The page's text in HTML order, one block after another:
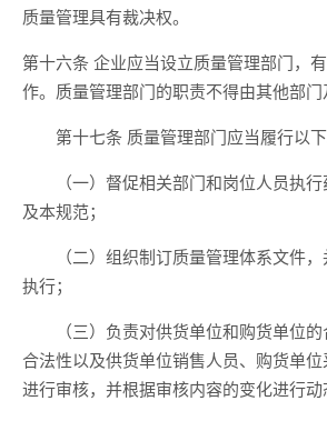
质量管理具有裁决权。
第十六条 企业应当设立质量管理部门，
作。质量管理部门的职责不得由其他部门
第十七条 质量管理部门应当履行以下
（一）督促相关部门和岗位人员执行
及本规范；
（二）组织制订质量管理体系文件，
执行；
（三）负责对供货单位和购货单位的
合法性以及供货单位销售人员、购货单
进行审核，并根据审核内容的变化进行动